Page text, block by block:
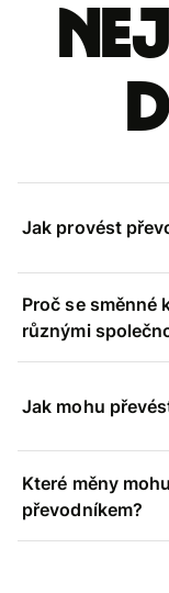
Jak provést
Proč se směnné
různými
Jak mohu
Které měny
převodníkem?